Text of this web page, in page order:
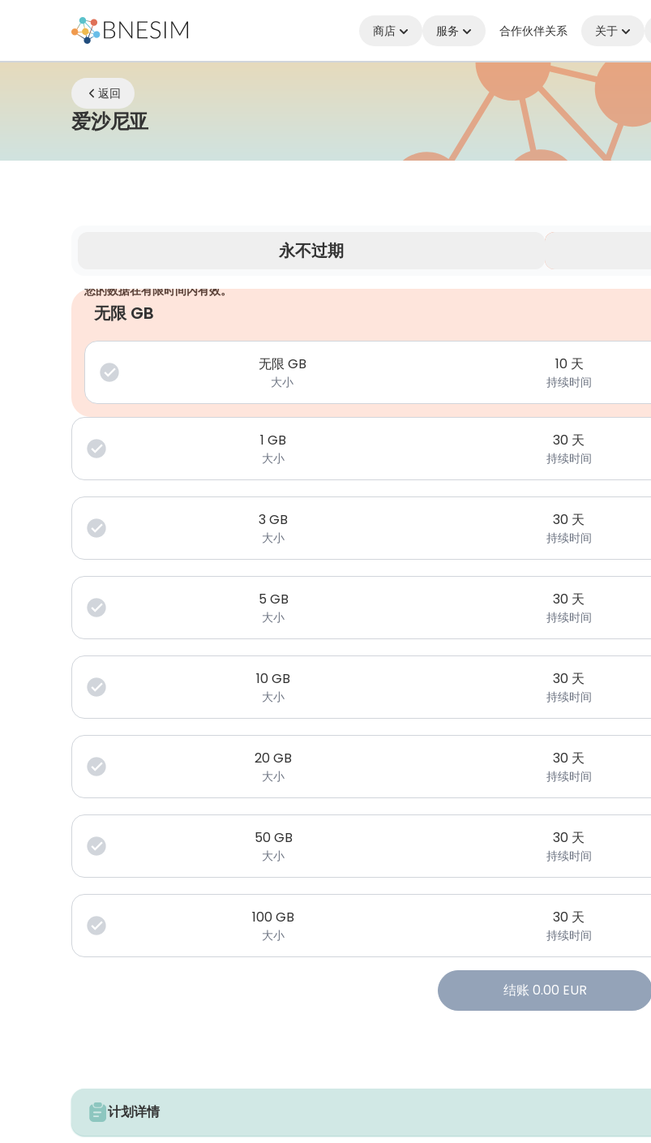
商店 服务 合作伙伴关系 关于
返回
爱沙尼亚eSIM | 无论您身在何处，始终保持连接
永不过期
您的数据在有限时间内有效。
无限 GB
无限 GB
大小
10 天
持续时间
1 GB
大小
30 天
持续时间
3GB
大小
30 天
持续时间
5 GB
大小
30 天
持续时间
10GB
大小
30 天
持续时间
20GB
大小
30 天
持续时间
50GB
大小
30 天
持续时间
100GB
大小
30 天
持续时间
结账 0.00 EUR
计划详情